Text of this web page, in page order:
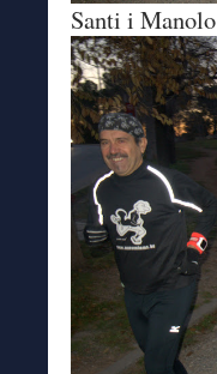
Santi i Manolo